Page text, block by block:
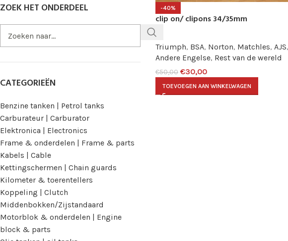
ZOEK HET ONDERDEEL
CATEGORIEËN
Benzine tanken | Petrol tanks
Carburateur | Carburator
Elektronica | Electronics
Frame & onderdelen | Frame & parts
Kabels | Cable
Kettingschermen | Chain guards
Kilometer & toerentellers
Koppeling | Clutch
Middenbokken/Zijstandaard
Motorblok & onderdelen | Engine
block & parts
-40%
clip on/ clipons 34/35mm
Triumph, BSA, Norton, Matchles, AJS,
Andere Engelse, Rest van de wereld
€50,00 €30,00
TOEVOEGEN AAN WINKELWAGEN